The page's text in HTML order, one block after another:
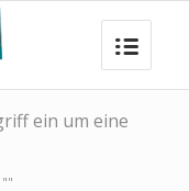
ein um eine
""